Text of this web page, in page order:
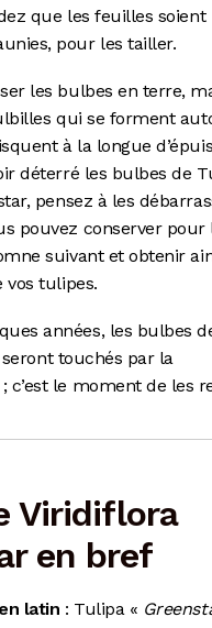
que les feuilles soient
pour les tailler.
les bulbes en terre,
qui se forment
à la longue
déterré les bulbes de
pensez à les
pouvez conserver pour
suivant et obtenir
tulipes.
années, les bulbes
seront touchés par la
c’est le moment de les
Viridiflora
en bref
latin : Tulipa «